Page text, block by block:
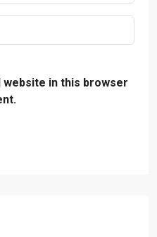
website in this browser